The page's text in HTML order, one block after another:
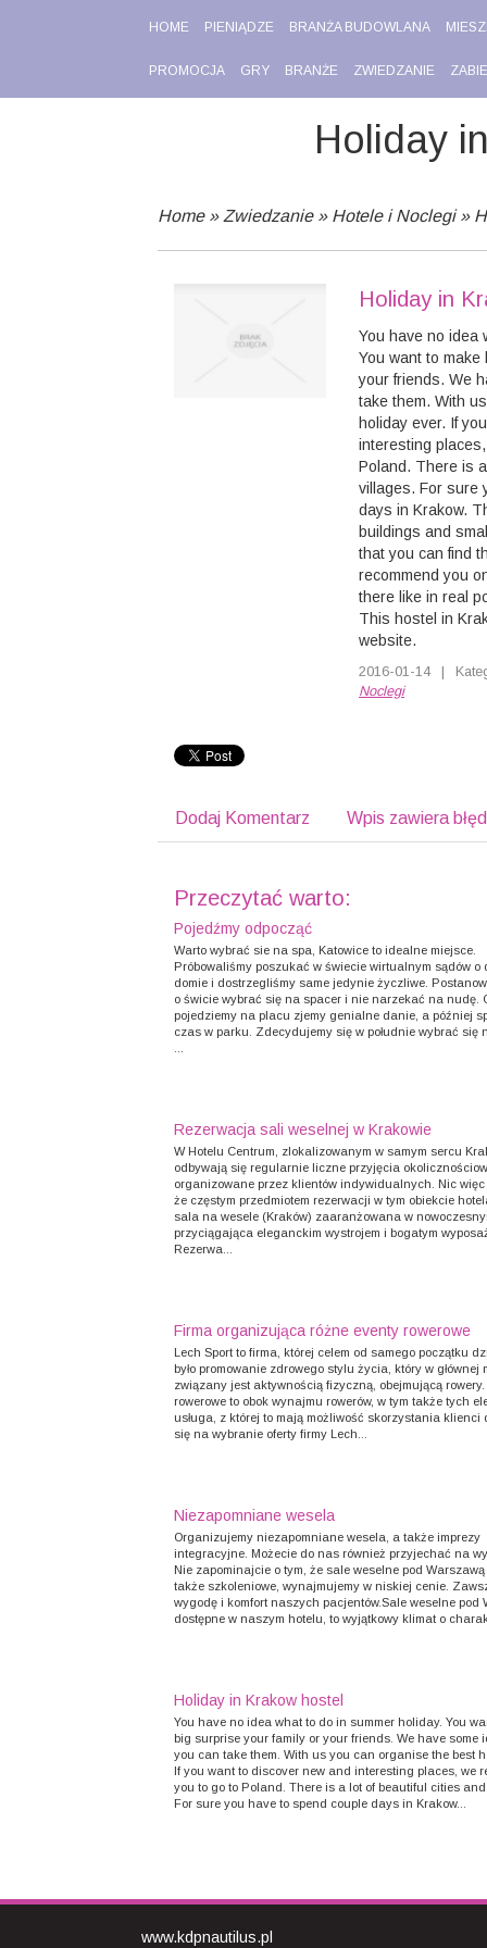
HOME PIENIĄDZE BRANŻA BUDOWLANA
PROMOCJA GRY BRANŻE ZWIEDZANIE
Holiday
Home» Zwiedzanie» Hotele i Noclegi»
Holiday in
You have no idea
You want to
your friends. We
take them. With
holiday ever. If
interesting
Poland. There is
villages. For sure
days in Krakow.
buildings and
that you can find
recommend you
there like in real
This hostel in
website.
2016-01-14 |
Noclegi
Dodaj Komentarz Wpis zawiera
Przeczytać warto:
Pojedźmy odpocząć
Warto wybrać sie na spa, Katowice to idealne miejsce.
Próbowaliśmy poszukać w świecie wirtualnym sądów o
domie i dostrzegliśmy same jedynie życzliwe.
o świcie wybrać się na spacer i nie narzekać na nudę.
pojedziemy na placu zjemy genialne danie, a później
czas w parku. Zdecydujemy się w południe wybrać się
Rezerwacja sali weselnej w Krakowie
W Hotelu Centrum, zlokalizowanym w samym sercu
odbywają się regularnie liczne przyjęcia
organizowane przez klientów indywidualnych. Nic
że częstym przedmiotem rezerwacji w tym obiekcie
sala na wesele (Kraków) zaaranżowana w
przyciągająca eleganckim wystrojem i bogatym
Rezerwa...
Firma organizująca różne eventy rowerowe
Lech Sport to firma, której celem od samego początku
było promowanie zdrowego stylu życia, który w głównej
związany jest aktywnością fizyczną, obejmującą
rowerowe to obok wynajmu rowerów, w tym także tych
usługa, z której to mają możliwość skorzystania klienci
się na wybranie oferty firmy Lech...
Niezapomniane wesela
Organizujemy niezapomniane wesela, a także imprezy
integracyjne. Możecie do nas również przyjechać na
Nie zapominajcie o tym, że sale weselne pod
także szkoleniowe, wynajmujemy w niskiej cenie.
wygodę i komfort naszych pacjentów.Sale weselne pod
dostępne w naszym hotelu, to wyjątkowy klimat o
Holiday in Krakow hostel
You have no idea what to do in summer holiday. You
big surprise your family or your friends. We have some
you can take them. With us you can organise the best
If you want to discover new and interesting places, we
you to go to Poland. There is a lot of beautiful cities
For sure you have to spend couple days in Krakow...
www.kdpnautilus.pl